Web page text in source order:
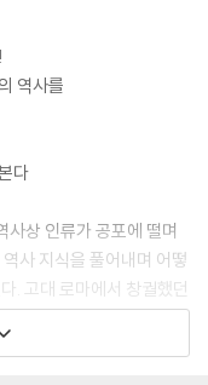
역사를
다
상 인류가 공포에 떨며
사 지식을 풀어내며 어떻
. 고대 로마에서 창궐했던
사병), 두창(천연두), 매
아마비, 에이즈 등 익숙